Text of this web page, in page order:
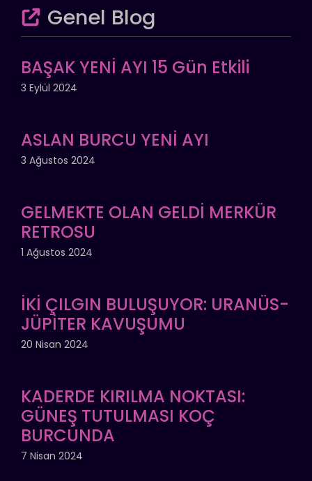
Genel Blog
BAŞAK YENİ AYI 15 Gün Etkili
3 Eylül 2024
ASLAN BURCU YENİ AYI
3 Ağustos 2024
GELMEKTE OLAN GELDİ MERKÜR
RETROSU
1 Ağustos 2024
İKİ ÇILGIN BULUŞUYOR: URANÜS-
JÜPİTER KAVUŞUMU
20 Nisan 2024
KADERDE KIRILMA NOKTASI:
GÜNEŞ TUTULMASI KOÇ
BURCUNDA
7 Nisan 2024